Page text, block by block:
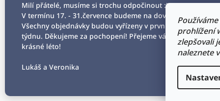
prohlížení
zlepšovali
naleznete v
Milí přátelé, musíme si trochu odpočinout :)
V termínu 17. - 31.července budeme na dovolené.
Všechny objednávky budou vyřízeny v prvním srpnovém
týdnu. Děkujeme za pochopení! Přejeme vám všem
krásné léto!
Lukáš a Veronika